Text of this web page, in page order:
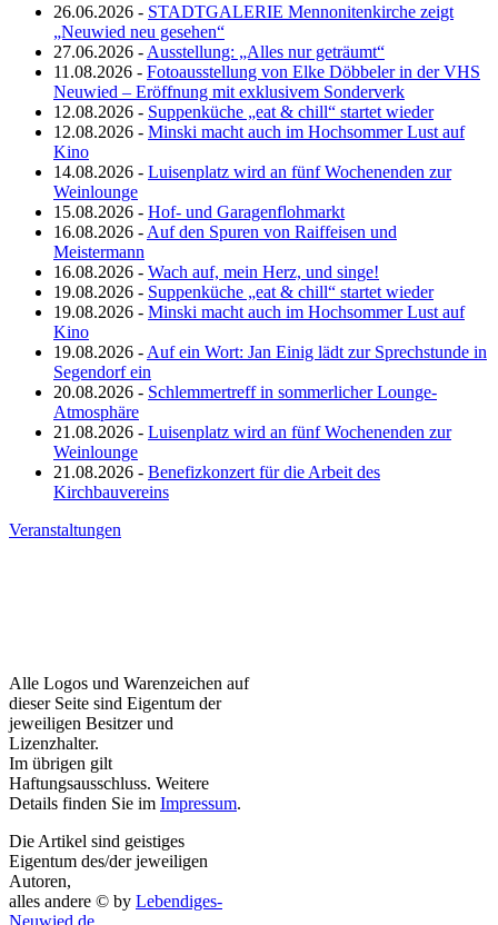
26.06.2026 - STADTGALERIE Mennonitenkirche zeigt
„Neuwied neu gesehen“
27.06.2026 - Ausstellung: „Alles nur geträumt“
11.08.2026 - Fotoausstellung von Elke Döbbeler in der VHS
Neuwied – Eröffnung mit exklusivem Sonderverk
12.08.2026 - Suppenküche „eat & chill“ startet wieder
12.08.2026 - Minski macht auch im Hochsommer Lust auf
Kino
14.08.2026 - Luisenplatz wird an fünf Wochenenden zur
Weinlounge
15.08.2026 - Hof- und Garagenflohmarkt
16.08.2026 - Auf den Spuren von Raiffeisen und
Meistermann
16.08.2026 - Wach auf, mein Herz, und singe!
19.08.2026 - Suppenküche „eat & chill“ startet wieder
19.08.2026 - Minski macht auch im Hochsommer Lust auf
Kino
19.08.2026 - Auf ein Wort: Jan Einig lädt zur Sprechstunde in
Segendorf ein
20.08.2026 - Schlemmertreff in sommerlicher Lounge-
Atmosphäre
21.08.2026 - Luisenplatz wird an fünf Wochenenden zur
Weinlounge
21.08.2026 - Benefizkonzert für die Arbeit des
Kirchbauvereins
Veranstaltungen
Alle Logos und Warenzeichen auf
dieser Seite sind Eigentum der
jeweiligen Besitzer und
Lizenzhalter.
Im übrigen gilt
Haftungsausschluss. Weitere
Details finden Sie im Impressum.
Die Artikel sind geistiges
Eigentum des/der jeweiligen
Autoren,
alles andere © by Lebendiges-